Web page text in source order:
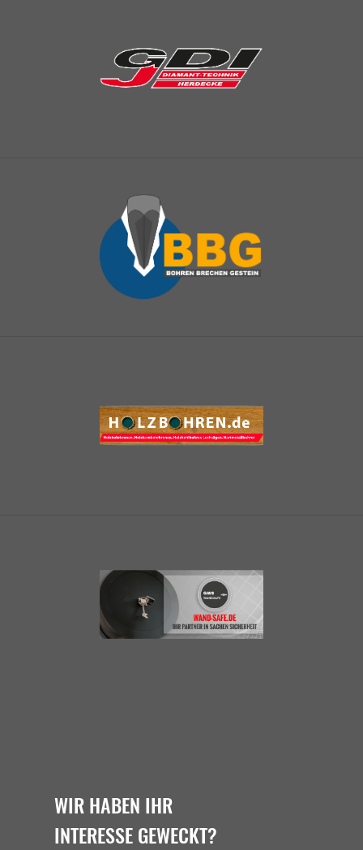
WIR HABEN IHR
INTERESSE GEWECKT?